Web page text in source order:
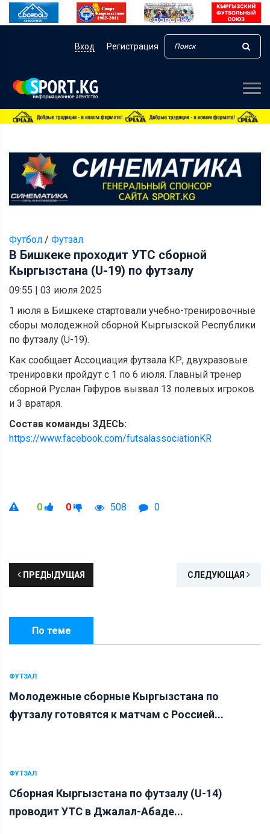
Вход Регистрация
Футбол / Футзал
В Бишкеке проходит УТС сборной
Кыргызстана (U-19) по футзалу
09:55 | 03 июля 2025
1 июля в Бишкеке стартовали учебно-тренировочные
сборы молодежной сборной Кыргызской Республики
по футзалу (U-19).
Как сообщает Ассоциация футзала КР, двухразовые
тренировки пройдут с 1 по 6 июля. Главный тренер
сборной Руслан Гафуров вызвал 13 полевых игроков
и 3 вратаря.
Состав команды ЗДЕСЬ:
https://www.facebook.com/futsalassociationKR
0 0 508 0
ПРЕДЫДУЩАЯ СЛЕДУЮЩАЯ
По теме
ФУТЗАЛ
Молодежные сборные Кыргызстана по
футзалу готовятся к матчам с Россией...
ФУТЗАЛ
Сборная Кыргызстана по футзалу (U-14)
проводит УТС в Джалал-Абаде...